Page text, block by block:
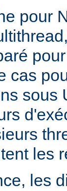
pour
cas
sous
les
les